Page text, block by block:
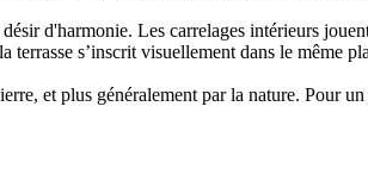
d'harmonie. Les carrelages intérieurs
s’inscrit visuellement dans le même
et plus généralement par la nature. Pour